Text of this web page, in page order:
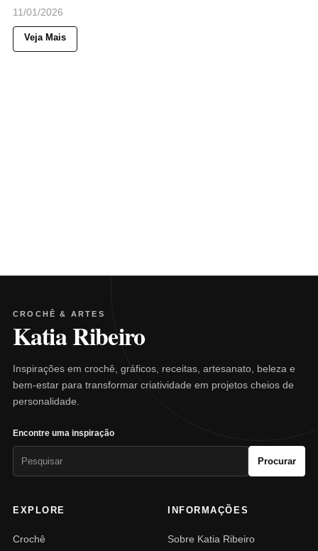
11/01/2026
Veja Mais
CROCHÊ & ARTES
Katia Ribeiro
Inspirações em crochê, gráficos, receitas, artesanato, beleza e
bem-estar para transformar criatividade em projetos cheios de
personalidade.
Encontre uma inspiração
Procurar
EXPLORE
Crochê
INFORMAÇÕES
Sobre Katia Ribeiro